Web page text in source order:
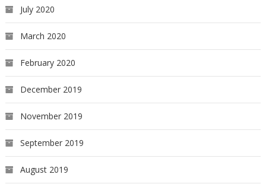
July 2020
March 2020
February 2020
December 2019
November 2019
September 2019
August 2019